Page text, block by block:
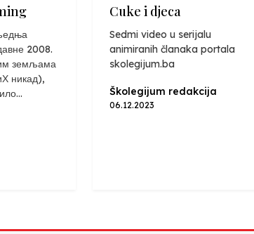
2008.
земљама
никад),
Cuke i djeca
Sedmi video u serijalu
animiranih članaka portala
skolegijum.ba
Školegijum redakcija
06.12.2023